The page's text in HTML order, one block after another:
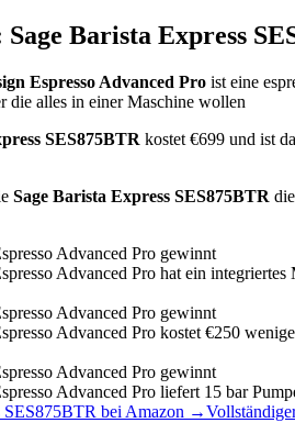
Sage Barista Express
Espresso Advanced Pro ist eine
die alles in einer Maschine wollen
SES875BTR kostet €699 und ist
Sage Barista Express SES875BTR
Advanced Pro gewinnt
Advanced Pro hat ein integriertes
Advanced Pro gewinnt
Advanced Pro kostet €250
Advanced Pro gewinnt
Advanced Pro liefert 15 bar
SES875BTR bei Amazon →